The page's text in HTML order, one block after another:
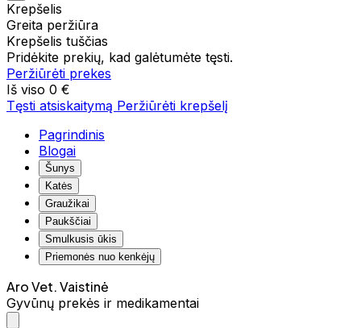
Krepšelis
Greita peržiūra
Krepšelis tuščias
Pridėkite prekių, kad galėtumėte tęsti.
Peržiūrėti prekes
Iš viso 0 €
Tęsti atsiskaitymą Peržiūrėti krepšelį
Pagrindinis
Blogai
Šunys
Katės
Graužikai
Paukščiai
Smulkusis ūkis
Priemonės nuo kenkėjų
Aro Vet. Vaistinė
Gyvūnų prekės ir medikamentai